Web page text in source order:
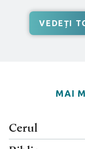
VEDEȚI
MAI
Cerul